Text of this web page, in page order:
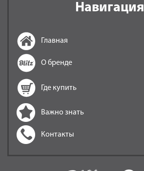
Навигация
Главная
О бренде
Где купить
Важно знать
Контакты